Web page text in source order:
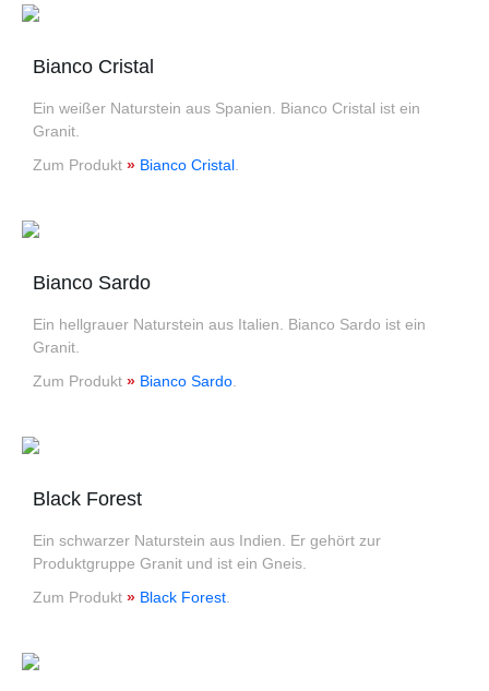
Bianco Cristal
Ein weißer Naturstein aus Spanien. Bianco Cristal ist ein
Granit.
Zum Produkt » Bianco Cristal
Bianco Sardo
Ein hellgrauer Naturstein aus Italien. Bianco Sardo ist ein
Granit.
Zum Produkt » Bianco Sardo
Black Forest
Ein schwarzer Naturstein aus Indien. Er gehört zur
Produktgruppe Granit und ist ein Gneis.
Zum Produkt » Black Forest